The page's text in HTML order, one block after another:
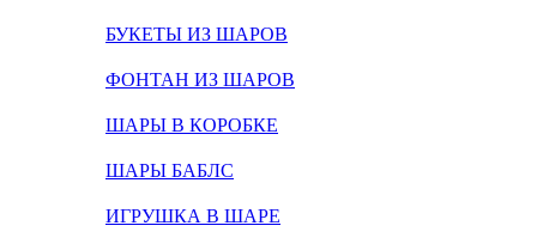
БУКЕТЫ ИЗ ШАРОВ
ФОНТАН ИЗ ШАРОВ
ШАРЫ В КОРОБКЕ
ШАРЫ БАБЛС
ИГРУШКА В ШАРЕ